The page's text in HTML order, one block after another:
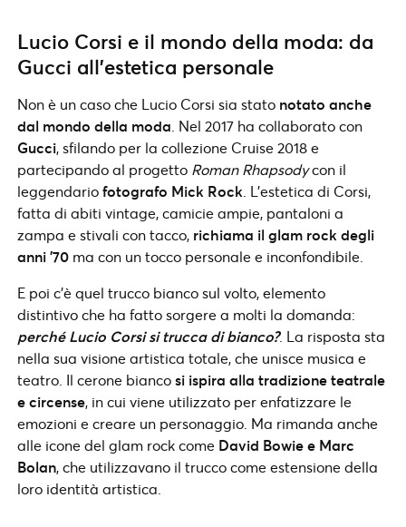
Lucio Corsi e il mondo della moda: da
Gucci all’estetica personale
Non è un caso che Lucio Corsi sia stato notato anche
dal mondo della moda . Nel 2017 ha collaborato con
Gucci, sfilando per la collezione Cruise 2018 e
partecipando al progetto Roman Rhapsodycon il
leggendariofotografo Mick Rock . L’estetica di Corsi,
fatta di abiti vintage, camicie ampie, pantaloni a
zampa e stivali con tacco, richiama il glam rock degli
anni ’70 ma con un tocco personale e inconfondibile.
E poi c’è quel trucco bianco sul volto, elemento
distintivo che ha fatto sorgere a molti la domanda:
perché Lucio Corsi si trucca di bianco?. La risposta sta
nella sua visione artistica totale, che unisce musica e
teatro. Il cerone biancosi ispira alla tradizione teatrale
e circense, in cui viene utilizzato per enfatizzare le
emozioni e creare un personaggio. Ma rimanda anche
alle icone del glam rock come David Bowie e Marc
Bolan, che utilizzavano il trucco come estensione della
loro identità artistica.